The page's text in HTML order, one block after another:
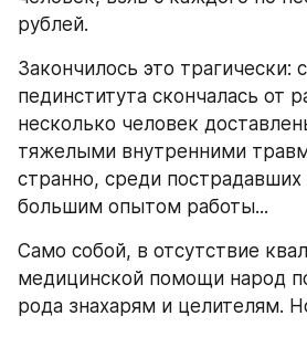
рублей.
Закончилось это трагически:
пединститута скончалась от
несколько человек
тяжелыми внутренними
странно, среди пострадавших
большим опытом работы...
Само собой, в отсутствие
медицинской помощи народ
рода знахарям и целителям.